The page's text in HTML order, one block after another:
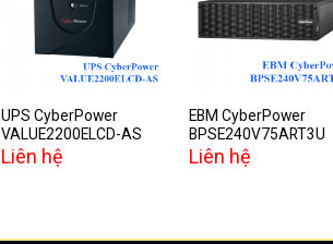
Add to
wishlist
UPS CyberPower
VALUE2200ELCD-AS
Liên hệ
Add to
wishlist
EBM CyberPower
BPSE240V75ART3U
Liên hệ